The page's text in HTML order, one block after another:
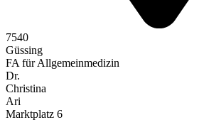
7540
Güssing
FA für Allgemeinmedizin
Dr.
Christina
Ari
Marktplatz 6